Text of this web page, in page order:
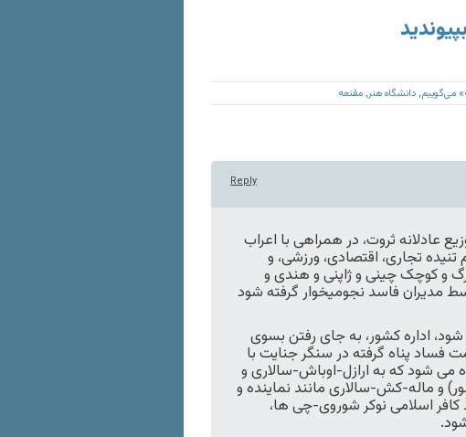
می‌گوییم دانشگاه هنر مقنعه
Reply
عادلانه ثروت، در همراهی با اعراب
تنیده تجاری، اقتصادی، ورزشی، و
و کوچک چینی و ژاپنی و هندی و
مدیران فاسد نجومیخوار گرفته شود
اداره کشور، به جای رفتن بسوی
فساد پناه گرفته در سنگر جنایت با
می شود که به ارازل-اوباش-سالاری و
و ماله-کش-سالاری مانند نماینده و
اسلامی نوکر شوروی-چی ها،